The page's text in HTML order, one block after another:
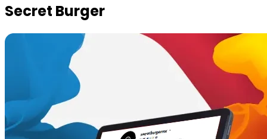
Secret Burger